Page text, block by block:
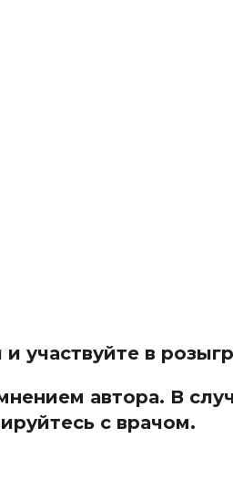
участвуйте в
автора. В
с врачом.